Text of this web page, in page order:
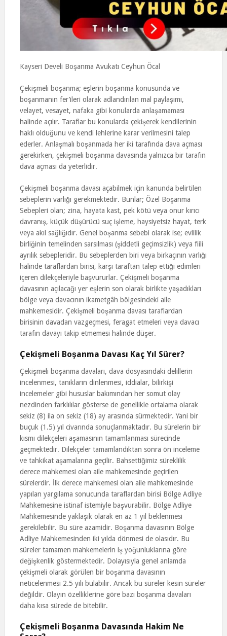
Kayseri Develi Boşanma Avukatı Ceyhun Öcal
Çekişmeli boşanma; eşlerin boşanma konusunda ve
boşanmanın fer’ileri olarak adlandırılan mal paylaşımı,
velayet, vesayet, nafaka gibi konularda anlaşamaması
halinde açılır. Taraflar bu konularda çekişerek kendilerinin
haklı olduğunu ve kendi lehlerine karar verilmesini talep
ederler. Anlaşmalı boşanmada her iki tarafında dava açması
gerekirken, çekişmeli boşanma davasında yalnızca bir tarafın
dava açması da yeterlidir.
Çekişmeli boşanma davası açabilmek için kanunda belirtilen
sebeplerin varlığı gerekmektedir. Bunlar; Özel Boşanma
Sebepleri olan; zina, hayata kast, pek kötü veya onur kırıcı
davranış, küçük düşürücü suç işleme, haysiyetsiz hayat, terk
veya akıl sağlığıdır. Genel boşanma sebebi olarak ise; evlilik
birliğinin temelinden sarsılması (şiddetli geçimsizlik) veya fiili
ayrılık sebepleridir. Bu sebeplerden biri veya birkaçının varlığı
halinde taraflardan birisi, karşı taraftan talep ettiği edimleri
içeren dilekçeleriyle başvururlar. Çekişmeli boşanma
davasının açılacağı yer eşlerin son olarak birlikte yaşadıkları
bölge veya davacının ikametgâh bölgesindeki aile
mahkemesidir. Çekişmeli boşanma davası taraflardan
birisinin davadan vazgeçmesi, feragat etmeleri veya davacı
tarafın davayı takip etmemesi halinde düşer.
Çekişmeli Boşanma Davası Kaç Yıl Sürer?
Çekişmeli boşanma davaları, dava dosyasındaki delillerin
incelenmesi, tanıkların dinlenmesi, iddialar, bilirkişi
incelemeler gibi hususlar bakımından her somut olay
nezdinden farklılılar gösterse de genellikle ortalama olarak
sekiz (8) ila on sekiz (18) ay arasında sürmektedir. Yani bir
buçuk (1.5) yıl civarında sonuçlanmaktadır. Bu sürelerin bir
kısmı dilekçeleri aşamasının tamamlanması sürecinde
geçmektedir. Dilekçeler tamamlandıktan sonra ön inceleme
ve tahkikat aşamalarına geçilir. Bahsettiğimiz süreklilik
derece mahkemesi olan aile mahkemesinde geçirilen
sürelerdir. İlk derece mahkemesi olan aile mahkemesinde
yapılan yargılama sonucunda taraflardan birisi Bölge Adliye
Mahkemesine istinaf istemiyle başvurabilir. Bölge Adliye
Mahkemesinde yaklaşık olarak en az 1 yıl beklenmesi
gerekilebilir. Bu süre azamidir. Boşanma davasının Bölge
Adliye Mahkemesinden iki yılda dönmesi de olasıdır. Bu
süreler tamamen mahkemelerin iş yoğunluklarına göre
değişkenlik göstermektedir. Dolayısıyla genel anlamda
çekişmeli olarak görülen bir boşanma davasının
neticelenmesi 2.5 yılı bulabilir. Ancak bu süreler kesin süreler
değildir. Olayın özelliklerine göre bazı boşanma davaları
daha kısa sürede de bitebilir.
Çekişmeli Boşanma Davasında Hakim Ne